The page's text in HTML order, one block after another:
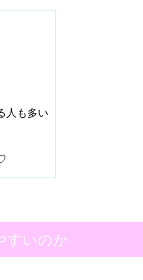
人も多い
すいのか